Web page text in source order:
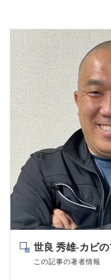
世良 秀雄-カビ
この記事の著者情報